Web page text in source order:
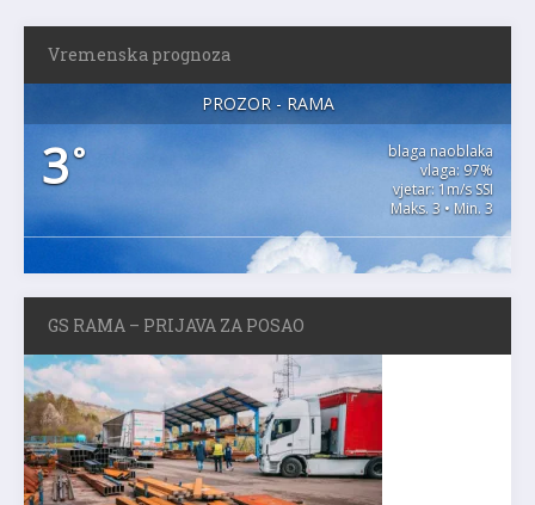
Vremenska prognoza
PROZOR - RAMA
3°
blaga naoblaka
vlaga: 97%
vjetar: 1m/s SSI
Maks. 3 • Min. 3
GS RAMA – PRIJAVA ZA POSAO